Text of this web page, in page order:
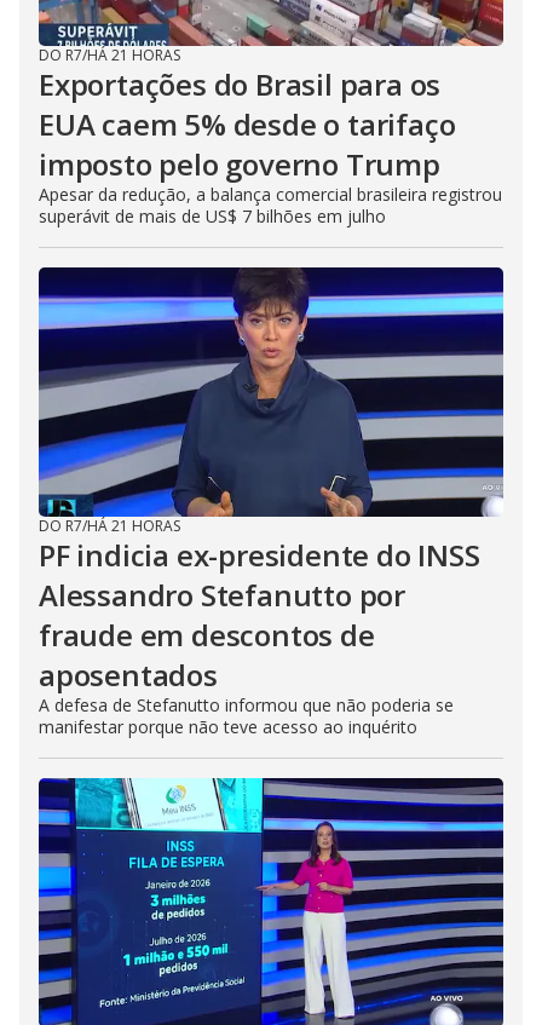
DO R7/HÁ 21 HORAS
Exportações do Brasil para os
EUA caem 5% desde o tarifaço
imposto pelo governo Trump
Apesar da redução, a balança comercial brasileira registrou
superávit de mais de US$ 7 bilhões em julho
DO R7/HÁ 21 HORAS
PF indicia ex-presidente do INSS
Alessandro Stefanutto por
fraude em descontos de
aposentados
A defesa de Stefanutto informou que não poderia se
manifestar porque não teve acesso ao inquérito